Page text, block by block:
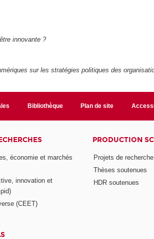
innovante ?
sur les stratégies politiques des
Bibliothèque Plan de site
économie et marchés
innovation et
(CEET)
PRODUCTION
Projets de recherche
Thèses soutenues
HDR soutenues